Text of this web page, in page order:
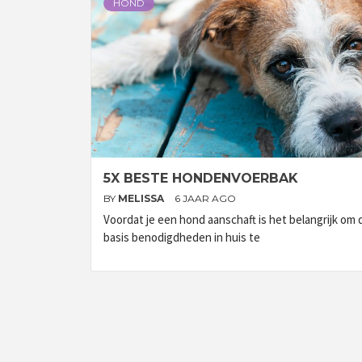
HOND
5X BESTE HONDENVOERBAK
BY MELISSA 6 JAAR AGO
Voordat je een hond aanschaft is het belangrijk om
basis benodigdheden in huis te